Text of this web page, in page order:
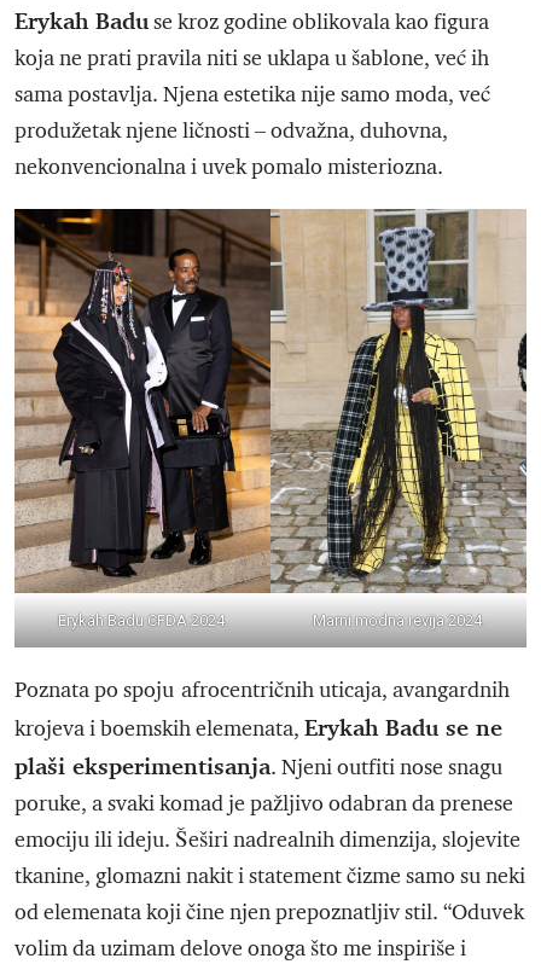
Erykah Baduse kroz godine oblikovala kao figura
koja ne prati pravila niti se uklapa u šablone, već ih
sama postavlja. Njena estetika nije samo moda, već
produžetak njene ličnosti – odvažna, duhovna,
nekonvencionalna i uvek pomalo misteriozna.
Erykah Badu CFDA 2024. Marni modna revija 2024.
Poznata po spoju afrocentričnih uticaja, avangardnih
krojeva i boemskih elemenata, Erykah Badu se ne
plaši eksperimentisanja. Njeni outfiti nose snagu
poruke, a svaki komad je pažljivo odabran da prenese
emociju ili ideju. Šeširi nadrealnih dimenzija, slojevite
tkanine, glomazni nakit i statement čizme samo su neki
od elemenata koji čine njen prepoznatljiv stil. “Oduvek
volim da uzimam delove onoga što me inspiriše i